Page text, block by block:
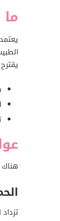
هناك